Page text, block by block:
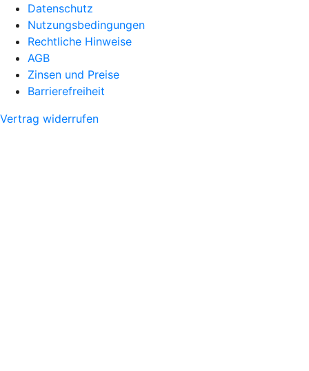
Datenschutz
Nutzungsbedingungen
Rechtliche Hinweise
AGB
Zinsen und Preise
Barrierefreiheit
Vertrag widerrufen